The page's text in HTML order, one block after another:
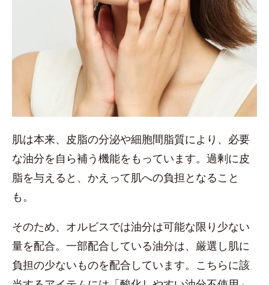
肌は本来、皮脂の分泌や細胞間脂質により、必要
な油分を自ら補う機能をもっています。過剰に皮
脂を与えると、かえって肌への負担となること
も。
そのため、オルビスでは油分は可能な限り少ない
量を配合。一部配合している油分は、厳選し肌に
負担の少ないものを配合しています。こちらに該